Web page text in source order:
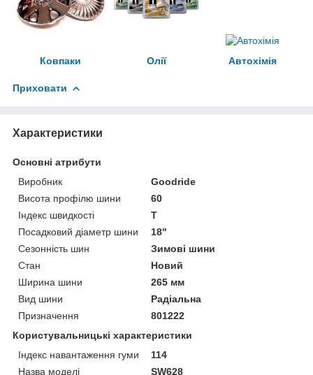
Ковпаки Олії Автохімія
Приховати
Характеристики
Основні атрибути
Виробник
Goodride
Висота профілю шини
60
Індекс швидкості
T
Посадковий діаметр шини
18"
Сезонність шин
Зимові шини
Стан
Новий
Ширина шини
265 мм
Вид шини
Радіальна
Призначення
801222
Користувальницькі характеристики
Індекс навантаження гуми
114
Назва моделі
SW628